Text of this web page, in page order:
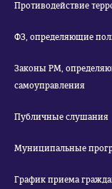
Противодействие
ФЗ, определяющие
Законы РМ,
самоуправления
Публичные слушания
Муниципальные
График приема